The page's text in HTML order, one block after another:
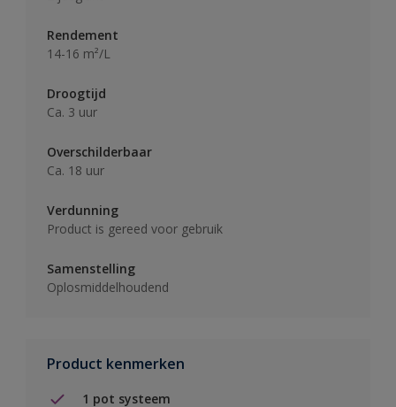
Rendement
14-16 m²/L
Droogtijd
Ca. 3 uur
Overschilderbaar
Ca. 18 uur
Verdunning
Product is gereed voor gebruik
Samenstelling
Oplosmiddelhoudend
Product kenmerken
1 pot systeem